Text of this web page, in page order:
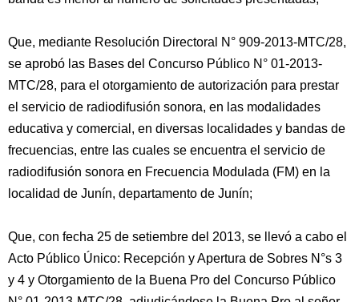
Que, mediante Resolución Directoral N° 909-2013-MTC/28,
se aprobó las Bases del Concurso Público N° 01-2013-
MTC/28, para el otorgamiento de autorización para prestar
el servicio de radiodifusión sonora, en las modalidades
educativa y comercial, en diversas localidades y bandas de
frecuencias, entre las cuales se encuentra el servicio de
radiodifusión sonora en Frecuencia Modulada (FM) en la
localidad de Junín, departamento de Junín;
Que, con fecha 25 de setiembre del 2013, se llevó a cabo el
Acto Público Único: Recepción y Apertura de Sobres N°s 3
y 4 y Otorgamiento de la Buena Pro del Concurso Público